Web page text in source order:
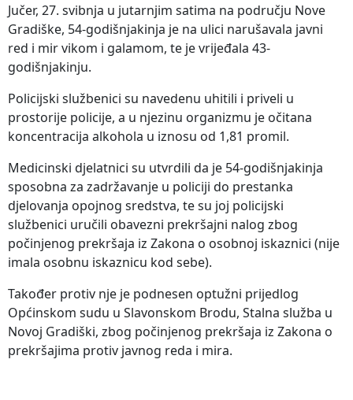
Jučer, 27. svibnja u jutarnjim satima na području Nove
Gradiške, 54-godišnjakinja je na ulici narušavala javni
red i mir vikom i galamom, te je vrijeđala 43-
godišnjakinju.
Policijski službenici su navedenu uhitili i priveli u
prostorije policije, a u njezinu organizmu je očitana
koncentracija alkohola u iznosu od 1,81 promil.
Medicinski djelatnici su utvrdili da je 54-godišnjakinja
sposobna za zadržavanje u policiji do prestanka
djelovanja opojnog sredstva, te su joj policijski
službenici uručili obavezni prekršajni nalog zbog
počinjenog prekršaja iz Zakona o osobnoj iskaznici (nije
imala osobnu iskaznicu kod sebe).
Također protiv nje je podnesen optužni prijedlog
Općinskom sudu u Slavonskom Brodu, Stalna služba u
Novoj Gradiški, zbog počinjenog prekršaja iz Zakona o
prekršajima protiv javnog reda i mira.